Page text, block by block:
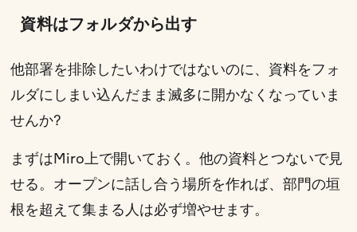
資料はフォルダから出す
他部署を排除したいわけではないのに、資料をフォ
ルダにしまい込んだまま滅多に開かなくなっていま
せんか?
まずはMiro上で開いておく。他の資料とつないで見
せる。オープンに話し合う場所を作れば、部門の垣
根を超えて集まる人は必ず増やせます。